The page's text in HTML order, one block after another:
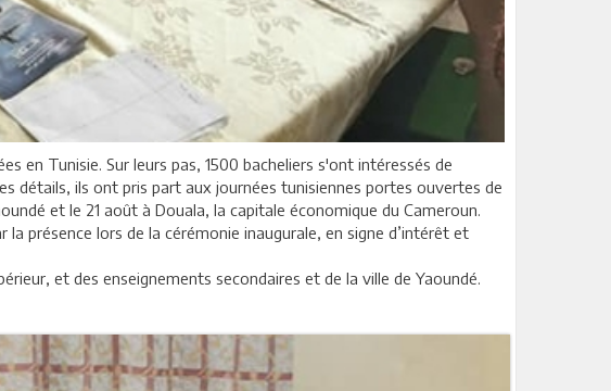
en Tunisie. Sur leurs pas, 1500 bacheliers s'ont intéressés de
détails, ils ont pris part aux journées tunisiennes portes ouvertes de
et le 21 août à Douala, la capitale économique du Cameroun.
présence lors de la cérémonie inaugurale, en signe d’intérêt et
et des enseignements secondaires et de la ville de Yaoundé.